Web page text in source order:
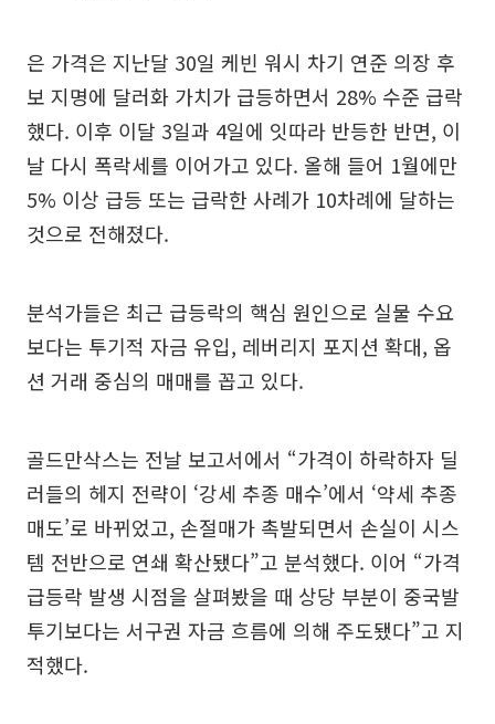
은 가격은 지난달 30일 케빈 워시 차기 연준 의장 후
보 지명에 달러화 가치가 급등하면서 28% 수준 급락
했다. 이후 이달 3일과 4일에 잇따라 반등한 반면, 이
날 다시 폭락세를 이어가고 있다. 올해 들어 1월에만
5% 이상 급등 또는 급락한 사례가 10차례에 달하는
것으로 전해졌다.
분석가들은 최근 급등락의 핵심 원인으로 실물 수요
보다는 투기적 자금 유입, 레버리지 포지션 확대, 옵
션 거래 중심의 매매를 꼽고 있다.
골드만삭스는 전날 보고서에서 “가격이 하락하자 딜
러들의 헤지 전략이 ‘강세 추종 매수’에서 ‘약세 추종
매도’로 바뀌었고, 손절매가 촉발되면서 손실이 시스
템 전반으로 연쇄 확산됐다”고 분석했다. 이어 “가격
급등락 발생 시점을 살펴봤을 때 상당 부분이 중국발
투기보다는 서구권 자금 흐름에 의해 주도됐다”고 지
적했다.